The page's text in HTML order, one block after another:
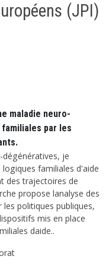
(JPI)
maladie neuro-
par les
je
familiales d'aide
des trajectoires de
propose lanalyse des
politiques publiques,
mis en place
daide..